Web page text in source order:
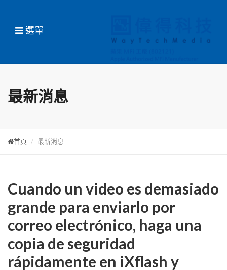
選單
最新消息
首頁 最新消息
Cuando un video es demasiado
grande para enviarlo por
correo electrónico, haga una
copia de seguridad
rápidamente en iXflash y